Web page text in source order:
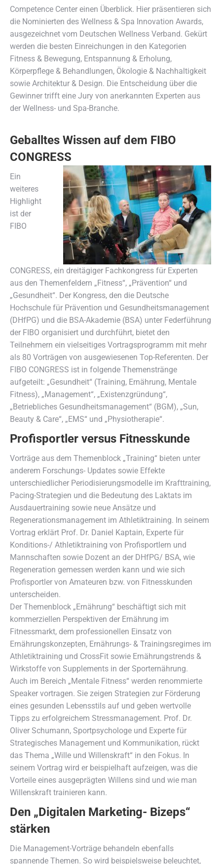
Competence Center einen Überblick. Hier präsentieren sich
die Nominierten des Wellness & Spa Innovation Awards,
ausgezeichnet vom Deutschen Wellness Verband. Gekürt
werden die besten Einreichungen in den Kategorien
Fitness & Bewegung, Entspannung & Erholung,
Körperpflege & Behandlungen, Ökologie & Nachhaltigkeit
sowie Architektur & Design. Die Entscheidung über die
Gewinner trifft eine Jury von anerkannten Experten aus
der Wellness- und Spa-Branche.
Geballtes Wissen auf dem FIBO
CONGRESS
Ein
weiteres
Highlight
ist der
FIBO
CONGRESS, ein dreitägiger Fachkongress für Experten
aus den Themenfeldern „Fitness“, „Prävention“ und
„Gesundheit“. Der Kongress, den die Deutsche
Hochschule für Prävention und Gesundheitsmanagement
(DHfPG) und die BSA-Akademie (BSA) unter Federführung
der FIBO organisiert und durchführt, bietet den
Teilnehmern ein vielseitiges Vortragsprogramm mit mehr
als 80 Vorträgen von ausgewiesenen Top-Referenten. Der
FIBO CONGRESS ist in folgende Themenstränge
aufgeteilt: „Gesundheit“ (Training, Ernährung, Mentale
Fitness), „Management“, „Existenzgründung“,
„Betriebliches Gesundheitsmanagement“ (BGM), „Sun,
Beauty & Care“, „EMS“ und „Physiotherapie“.
Profisportler versus Fitnesskunde
Vorträge aus dem Themenblock „Training“ bieten unter
anderem Forschungs- Updates sowie Effekte
unterschiedlicher Periodisierungsmodelle im Krafttraining,
Pacing-Strategien und die Bedeutung des Laktats im
Ausdauertraining sowie neue Ansätze und
Regenerationsmanagement im Athletiktraining. In seinem
Vortrag erklärt Prof. Dr. Daniel Kaptain, Experte für
Konditions-/ Athletiktraining von Profisportlern und
Mannschaften sowie Dozent an der DHfPG/ BSA, wie
Regeneration gemessen werden kann und wie sich
Profisportler von Amateuren bzw. von Fitnesskunden
unterscheiden.
Der Themenblock „Ernährung“ beschäftigt sich mit
kommerziellen Perspektiven der Ernährung im
Fitnessmarkt, dem professionellen Einsatz von
Ernährungskonzepten, Ernährungs- & Trainingsregimes im
Athletiktraining und CrossFit sowie Ernährungstrends &
Wirkstoffe von Supplements in der Sporternährung.
Auch im Bereich „Mentale Fitness“ werden renommierte
Speaker vortragen. Sie zeigen Strategien zur Förderung
eines gesunden Lebensstils auf und geben wertvolle
Tipps zu erfolgreichem Stressmanagement. Prof. Dr.
Oliver Schumann, Sportpsychologe und Experte für
Strategisches Management und Kommunikation, rückt
das Thema „Wille und Willenskraft“ in den Fokus. In
seinem Vortrag wird er beispielhaft aufzeigen, was die
Vorteile eines ausgeprägten Willens sind und wie man
Willenskraft trainieren kann.
Den „Digitalen Marketing- Bizeps“
stärken
Die Management-Vorträge behandeln ebenfalls
spannende Themen. So wird beispielsweise beleuchtet,